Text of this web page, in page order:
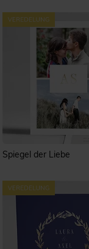
Spiegel der Liebe